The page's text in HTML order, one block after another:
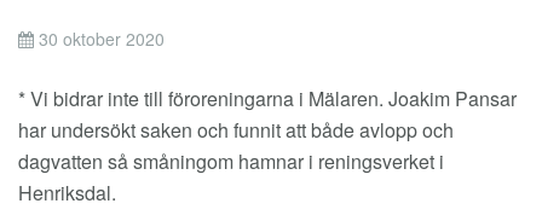
30 oktober 2020
* Vi bidrar inte till föroreningarna i Mälaren. Joakim Pansar
har undersökt saken och funnit att både avlopp och
dagvatten så småningom hamnar i reningsverket i
Henriksdal.